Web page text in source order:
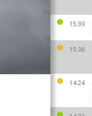
15:39
15:36
14:24